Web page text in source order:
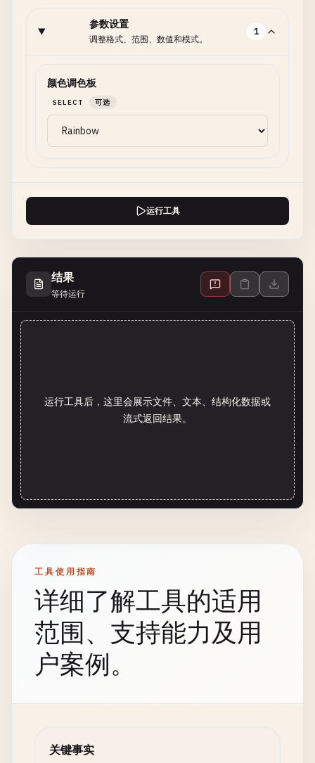
参数设置
调整格式、范围、数值和模式。
1
颜色调色板
SELECT 可选
运行工具
结果
等待运行
运行工具后，这里会展示文件、文本、结构化数据或
流式返回结果。
工具使用指南
详细了解工具的适用
范围、支持能力及用
户案例。
关键事实